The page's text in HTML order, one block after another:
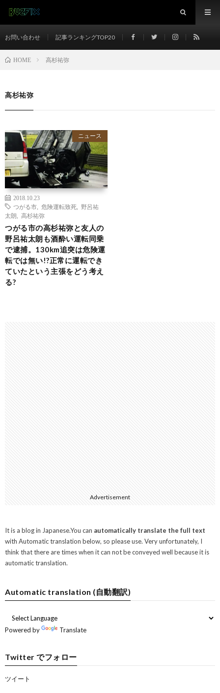
お問い合わせ 記事ランキングTOP20
HOME 高杉祐弥
高杉祐弥
ニュース
2018.10.23
つがる市
危険運転致死
野呂祐
太朗
高杉祐弥
つがる市の高杉祐弥と友人の
野呂祐太朗も酒酔い運転同乗
で逮捕。130km追突は危険運
転では無い!?正常に運転でき
ていたという主張をどう考え
る?
Advertisement
It is a blog in Japanese.You can automatically translate the full text
with Automatic translation below, so please use. Very unfortunately, I
think that there are times when it can not be conveyed well because it is
automatic translation.
Automatic translation (自動翻訳)
Powered by Translate
Twitter でフォロー
ツイート